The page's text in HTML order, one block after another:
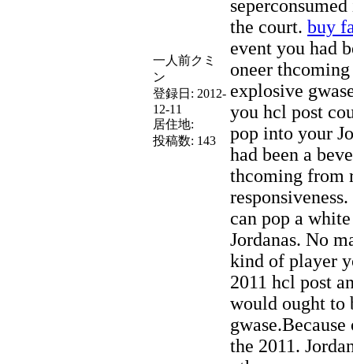
一人前クミ
ン
登録日: 2012-
12-11
居住地:
投稿数: 143
the court. buy
event you had
oneer
explosive
you hcl post
pop into your
had been a
thcoming from
responsiveness.
can pop a
Jordanas. No
kind of player
2011 hcl post
would ought to
the 2011.